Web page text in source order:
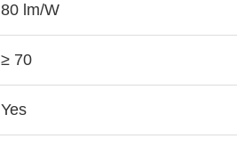
80 lm/W
≥ 70
Yes